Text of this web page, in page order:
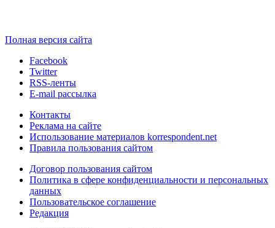
Полная версия сайта
Facebook
Twitter
RSS-ленты
E-mail рассылка
Контакты
Реклама на сайте
Использование материалов korrespondent.net
Правила пользования сайтом
Договор пользования сайтом
Политика в сфере конфиденциальности и персональных
данных
Пользовательское соглашение
Редакция